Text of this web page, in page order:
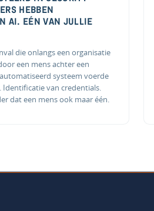
HEBBEN
AI. EÉN VAN JULLIE
die onlangs een organisatie
een mens achter een
systeem voerde
Identificatie van credentials.
dat een mens ook maar één.